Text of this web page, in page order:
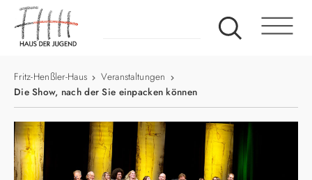
Fritz-Henßler-Haus
Veranstaltungen
Die Show, nach der Sie einpacken können